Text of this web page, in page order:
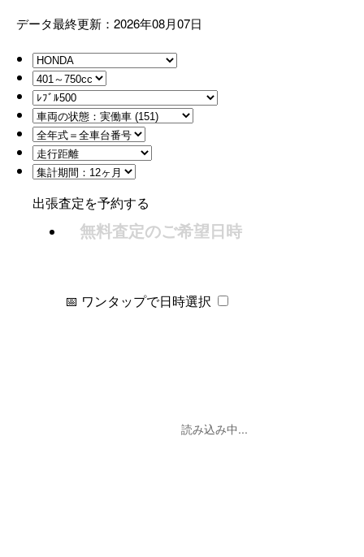
データ最終更新：2026年08月07日
出張査定を予約する
無料査定のご希望日時
📅 ワンタップで日時選択
読み込み中...